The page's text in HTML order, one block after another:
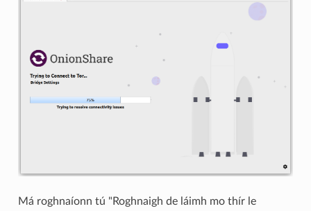
Má roghnaíonn tú "Roghnaigh de láimh mo thír le